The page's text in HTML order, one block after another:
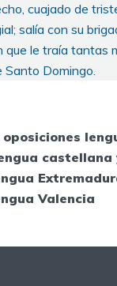
cuajado de
salía con su
que le traía tantas
Santo Domingo.
Valencia